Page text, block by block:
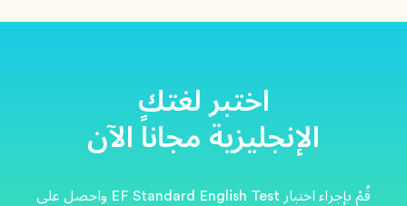
اختبر لغتك
الإنجليزية مجاناً الآن
قُمْ بإجراء اختبار EF Standard English Test واحصل على